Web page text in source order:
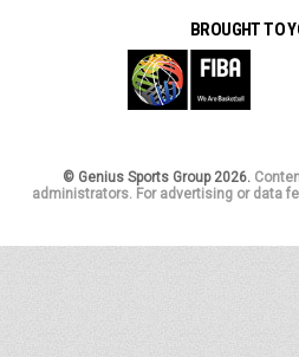
BROUGHT TO
© Genius Sports Group 2026.
administrators. For advertising or data